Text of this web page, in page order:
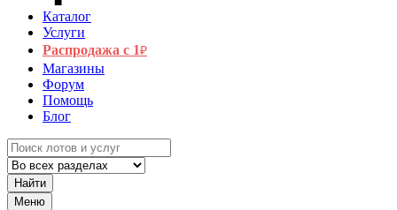
Каталог
Услуги
Распродажа с 1₽
Магазины
Форум
Помощь
Блог
Найти
Меню